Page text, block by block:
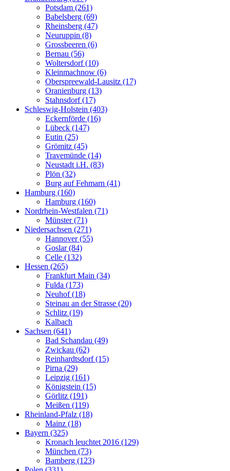
Potsdam (261)
Babelsberg (69)
Rheinsberg (47)
Neuruppin (8)
Grossbeeren (6)
Bernau (56)
Woltersdorf (10)
Kleinmachnow (6)
Oberspreewald-Lausitz (17)
Oranienburg (13)
Stahnsdorf (17)
Schleswig-Holstein (403)
Eckernförde (16)
Lübeck (147)
Eutin (25)
Grömitz (45)
Travemünde (14)
Neustadt i.H. (83)
Plön (32)
Burg auf Fehmarn (41)
Hamburg (160)
Hamburg (160)
Nordrhein-Westfalen (71)
Münster (71)
Niedersachsen (271)
Hannover (55)
Goslar (84)
Celle (132)
Hessen (265)
Frankfurt Main (34)
Fulda (173)
Neuhof (18)
Steinau an der Strasse (20)
Schlitz (19)
Kalbach
Sachsen (641)
Bad Schandau (49)
Zwickau (62)
Reinhardtsdorf (15)
Pirna (29)
Leipzig (161)
Königstein (15)
Görlitz (191)
Meißen (119)
Rheinland-Pfalz (18)
Mainz (18)
Bayern (325)
Kronach leuchtet 2016 (129)
München (73)
Bamberg (123)